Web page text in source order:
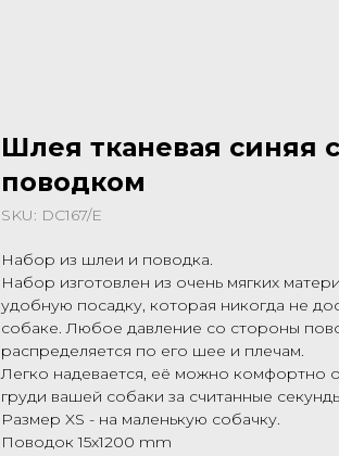
Шлея тканевая синяя
поводком
SKU: DC167/E
Набор из шлеи и поводка.
Набор изготовлен из очень мягких
удобную посадку, которая никогда не
собаке. Любое давление со стороны
распределяется по его шее и плечам.
Легко надевается, её можно комфортно
груди вашей собаки за считанные
Размер XS - на маленькую собачку.
Поводок 15x1200 mm